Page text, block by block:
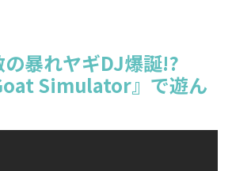
の暴れヤギDJ爆誕!?
Simulator』で遊ん